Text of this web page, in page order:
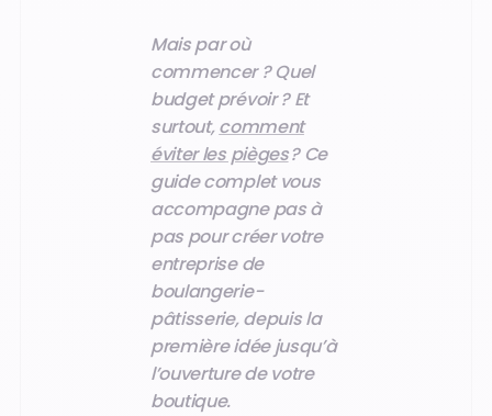
Mais par où
commencer ? Quel
budget prévoir ? Et
surtout,comment
éviter les pièges? Ce
guide complet vous
accompagne pas à
pas pour créer votre
entreprise de
boulangerie-
pâtisserie, depuis la
première idée jusqu’à
l’ouverture de votre
boutique.